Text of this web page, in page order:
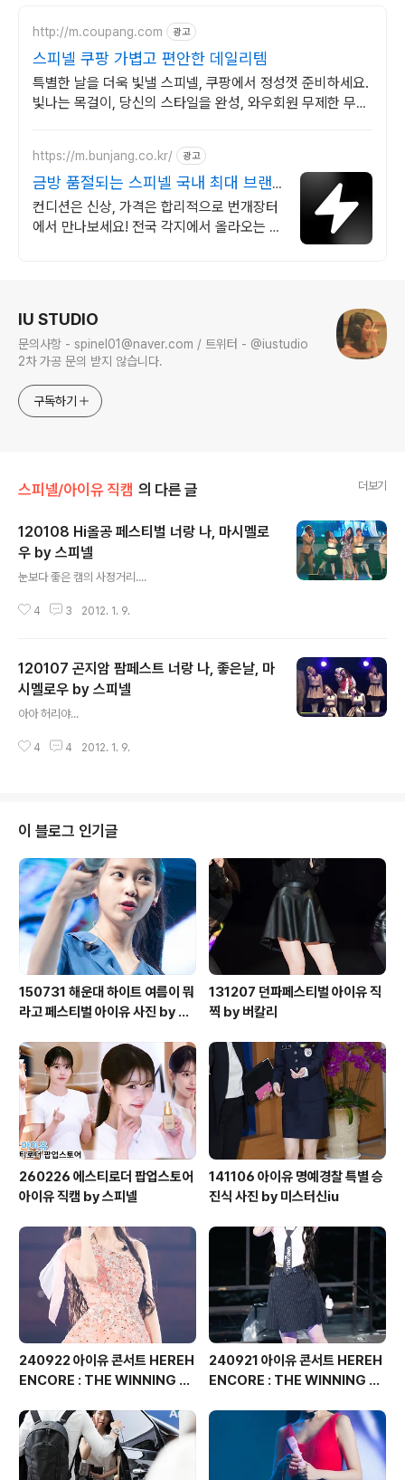
http://m.coupang.com 광고
스피넬 쿠팡 가볍고 편안한 데일리템
특별한 날을 더욱 빛낼 스피넬, 쿠팡에서 정성껏 준비하세요.
빛나는 목걸이, 당신의 스타일을 완성, 와우회원 무제한 무료
https://m.bunjang.co.kr/ 광고
금방 품절되는 스피넬 국내 최대 브랜
드 중고거래
컨디션은 신상, 가격은 합리적으로 번개장터
에서 만나보세요! 전국 각지에서 올라오는 전
IU STUDIO
문의사항 - spinel01@naver.com / 트위터 - @iustudio
2차 가공 문의 받지 않습니다.
구독하기
스피넬/아이유 직캠 의 다른 글 더보기
120108 Hi올공 페스티벌 너랑 나, 마시멜로
우 by 스피넬
눈보다 좋은 캠의 사정거리....
4 3 2012. 1. 9.
120107 곤지암 팜페스트 너랑 나, 좋은날, 마
시멜로우 by 스피넬
아아 허리야...
4 4 2012. 1. 9.
이 블로그 인기글
150731 해운대 하이트 여름이 뭐
라고 페스티벌 아이유 사진 by 미
131207 던파페스티벌 아이유 직
찍 by 버칼리
260226 에스티로더 팝업스토어
아이유 직캠 by 스피넬
141106 아이유 명예경찰 특별 승
진식 사진 by 미스터신iu
240922 아이유 콘서트 HEREH
ENCORE : THE WINNING 직
240921 아이유 콘서트 HEREH
ENCORE : THE WINNING 직